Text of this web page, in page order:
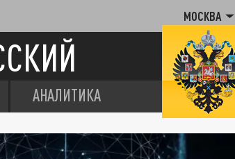
МОСКВА
АНАЛИТИКА